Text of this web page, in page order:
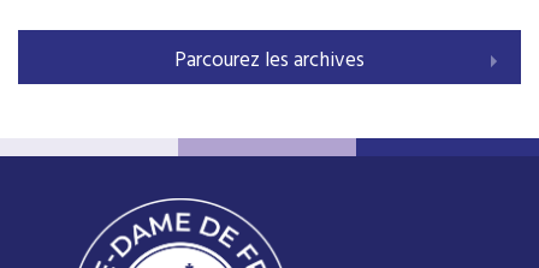
Parcourez les archives